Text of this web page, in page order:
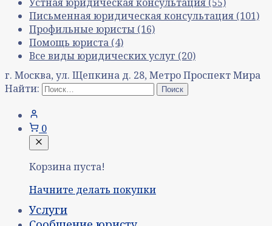
Письменная юридическая консультация (101)
Профильные юристы (16)
Помощь юриста (4)
Все виды юридических услуг (20)
г. Москва, ул. Щепкина д. 28, Метро Проспект Мира
Найти:
0
Корзина пуста!
Начните делать покупки
Услуги